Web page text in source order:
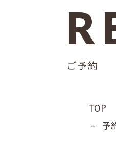
ご予約
TOP
– 予